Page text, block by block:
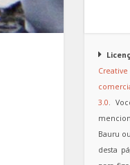
3.0.
Bauru
desta